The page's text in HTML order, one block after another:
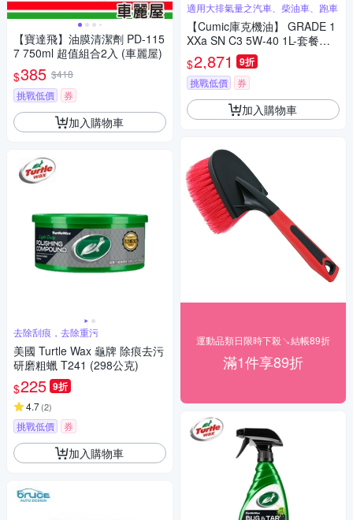
【寶達飛】油膜清潔劑 PD-115
7 750ml 超值組合2入 (車麗屋)
$385 $418
挑戰低價
券
加入購物車
去除刮痕，去除重污
美國 Turtle Wax 龜牌 除痕去污
研磨粗蠟 T241 (298公克)
$225 9折
4.7(2)
挑戰低價 券
加入購物車
適用大排氣量之汽車、柴油車、跑車
【Cumic庫克機油】 GRADE 1
XXa SN C3 5W-40 1L-套餐四
入贈濃油精(機油抗磨保護劑)
$2,871 9折
挑戰低價 券
加入購物車
運動品類日限時下殺↘結帳89折
滿1件享89折